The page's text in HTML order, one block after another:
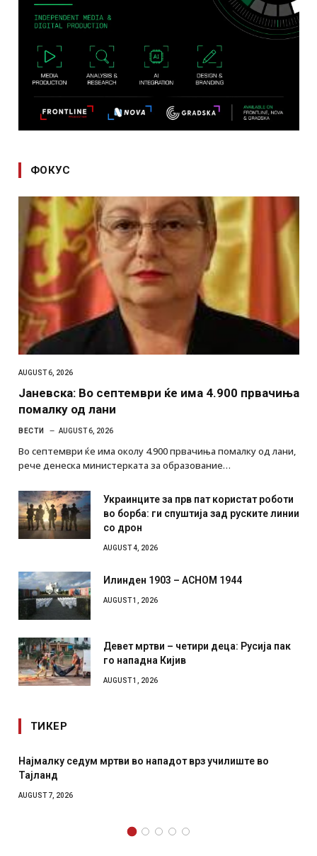
ФОКУС
AUGUST 6, 2026
Јаневска: Во септември ќе има 4.900 првачиња
помалку од лани
ВЕСТИ AUGUST 6, 2026
Во септември ќе има околу 4.900 првачиња помалку од лани,
рече денеска министерката за образование…
Украинците за прв пат користат роботи
во борба: ги спуштија зад руските линии
со дрон
AUGUST 4, 2026
Илинден 1903 – АСНОМ 1944
AUGUST 1, 2026
Девет мртви – четири деца: Русија пак
го нападна Кијив
AUGUST 1, 2026
ТИКЕР
Најмалку седум мртви во нападот врз училиште во
Тајланд
AUGUST 7, 2026